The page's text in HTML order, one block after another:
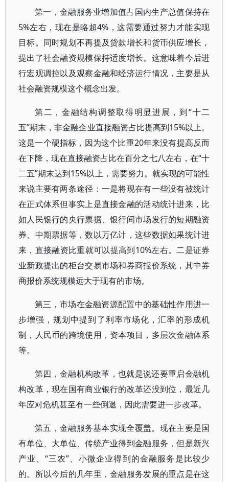
第一，金融服务业增加值占国内生产总值保持在
5%左右，现在是略超4%，这需要通过努力才能实现
目标。同时规划不再提及贷款增长和货币供应增长，
提出了社会融资规模保持适度增长。这意味着今后进
行宏观调控以及观察金融和经济运行情况，主要是从
社会融资规模这个概念出发。
第二，金融结构调整取得明显进展，到“十二
五”期末，非金融企业直接融资占比提高到15%以上。
这是一个硬指标，因为这个比重20年来没有提高反而
在下降，现在直接融资占比在百分之七八左右，在“十
二五”期末达到15%以上，需要努力。就实现的可能性
来说主要有两条途径：一是将现在有一些没有被统计
在正式体系但事实上是直接金融的活动统计进来，比
如人民银行的央行票据、银行间市场发行的短期融资
券、中期票据等，数以万亿计，这些数据如果统计进
来，直接融资比重就可以提高到10%左右。二是证券
业新政提出的柜台交易市场和券商报价系统，其中券
商报价系统规模远大于现有的市场。
第三，市场在金融资源配置中的基础性作用进一
步增强，规划中提到了利率市场化，汇率的形成机
制，人民币的跨境使用，资本项目，多层次金融体系
等。
第四，金融机构改革，也就是说还要重启金融机
构改革，现在国有商业银行的改革还没到位，最近几
年应对危机甚至有一些倒退，因此需要进一步改革。
第五，金融服务基本实现全覆盖。现在主要是国
有单位、大单位、传统产业得到金融服务，但是新兴
产业、“三农”、小微企业得到的金融服务是比较少
的。所以今后的几年里，金融服务发展的重点是在这